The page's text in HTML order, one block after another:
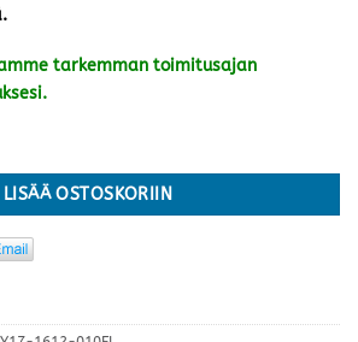
tarkemman toimitusajan
määrä
LISÄÄ OSTOSKORIIN